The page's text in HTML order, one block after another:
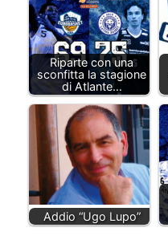
Riparte con una
sconfitta la stagione
di Atlante…
Addio “Ugo Lupo”